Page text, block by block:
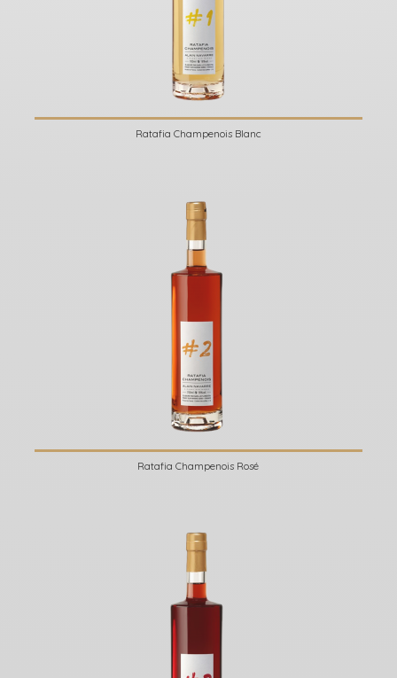
Ratafia Champenois Blanc
Ratafia Champenois Rosé